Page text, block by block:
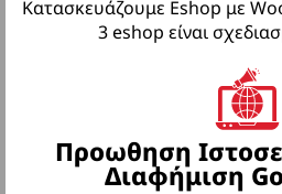
Κατασκευάζουμε Eshop με
3 eshop είναι
Προωθηση
Διαφήμιση